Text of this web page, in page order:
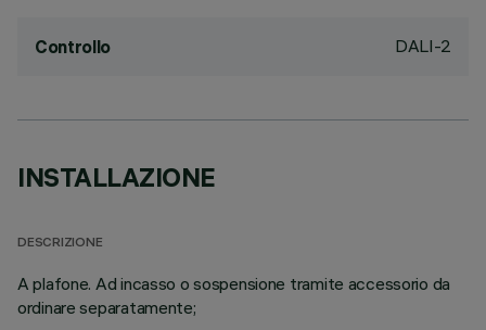
Controllo DALI-2
INSTALLAZIONE
DESCRIZIONE
A plafone. Ad incasso o sospensione tramite accessorio da
ordinare separatamente;